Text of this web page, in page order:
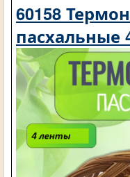
60158
пасхальные